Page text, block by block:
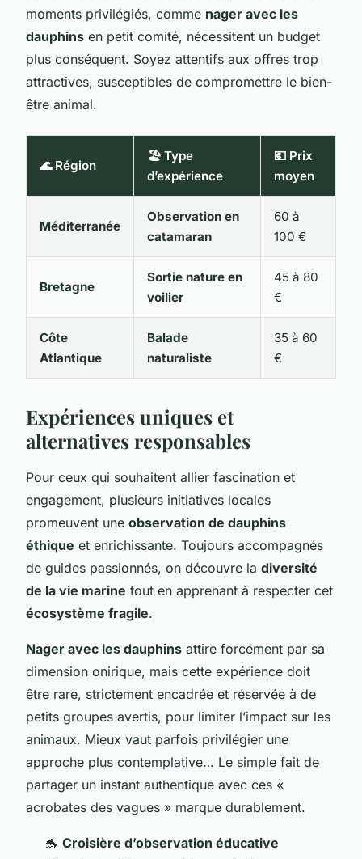
moments privilégiés, comme nager avec les
dauphins en petit comité, nécessitent un budget
plus conséquent. Soyez attentifs aux offres trop
attractives, susceptibles de compromettre le bien-
être animal.
🌊 Région
🏖️ Type
d’expérience
💶 Prix
moyen
Méditerranée
Observation en
catamaran
60 à
100 €
Bretagne
Sortie nature en
voilier
45 à 80
€
Côte
Atlantique
Balade
naturaliste
35 à 60
€
Expériences uniques et
alternatives responsables
Pour ceux qui souhaitent allier fascination et
engagement, plusieurs initiatives locales
promeuvent une observation de dauphins
éthique et enrichissante. Toujours accompagnés
de guides passionnés, on découvre la diversité
de la vie marine tout en apprenant à respecter cet
écosystème fragile.
Nager avec les dauphins attire forcément par sa
dimension onirique, mais cette expérience doit
être rare, strictement encadrée et réservée à de
petits groupes avertis, pour limiter l’impact sur les
animaux. Mieux vaut parfois privilégier une
approche plus contemplative… Le simple fait de
partager un instant authentique avec ces «
acrobates des vagues » marque durablement.
🐬 Croisière d’observation éducative